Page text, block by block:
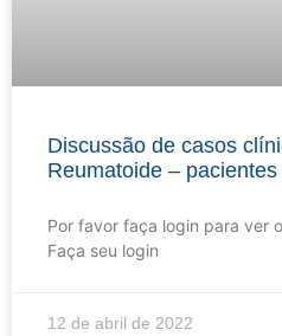
Discussão de casos
Reumatoide –
Por favor faça login para ver
Faça seu login
12 de abril de 2022